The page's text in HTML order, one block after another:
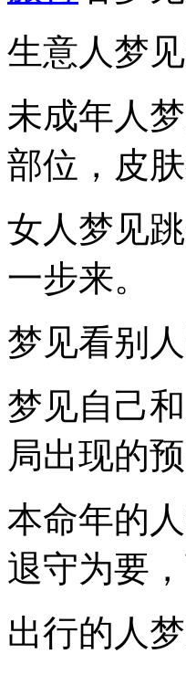
生意人梦
未成年人
部位，皮
女人梦见
一步来。
梦见看别
梦见自己
局出现的预
本命年的
退守为要
出行的人